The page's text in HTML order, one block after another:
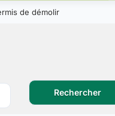
de démolir
Rechercher